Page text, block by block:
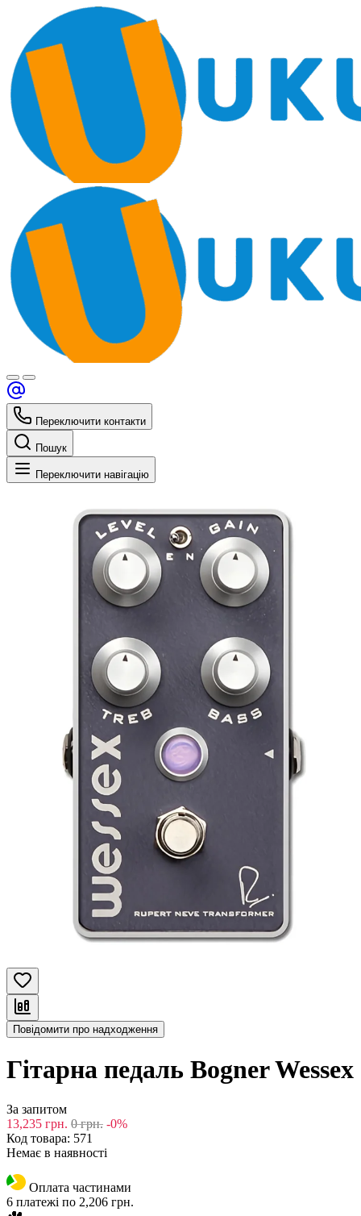
Переключити контакти
Пошук
Переключити навігацію
Повідомити про надходження
Гітарна педаль Bogner Wessex
За запитом
13,235 грн. 0 грн. -0%
Код товара: 571
Немає в наявності
Оплата частинами
6 платежі по 2,206 грн.